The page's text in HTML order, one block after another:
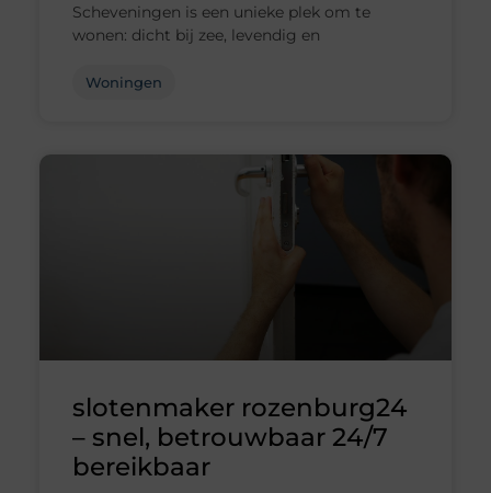
Scheveningen is een unieke plek om te
wonen: dicht bij zee, levendig en
Woningen
slotenmaker rozenburg24
– snel, betrouwbaar 24/7
bereikbaar